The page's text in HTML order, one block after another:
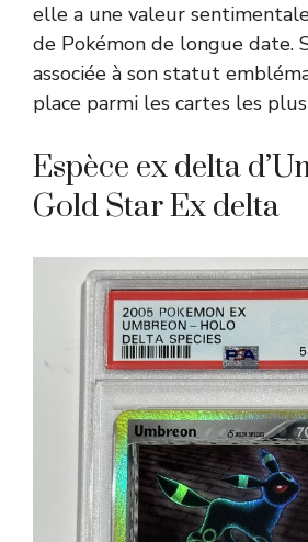
elle a une valeur
de Pokémon de longue date.
associée à son statut
place parmi les cartes les
Espèce ex delta
Gold Star Ex delta